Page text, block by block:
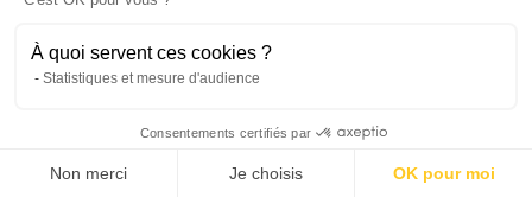
« L’abus d’alcool est dangereux pour la santé, à consommer avec
modération. La vente d’alcool est strictement interdite aux mineurs.
À quoi servent ces cookies ?
Statistiques et mesure d'audience
Consentements certifiés par
Non merci Je choisis OK pour moi